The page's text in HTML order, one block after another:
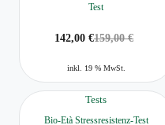
Test
159,00€
142,00 €
inkl. 19 % MwSt.
Tests
Bio-Età Stressresistenz-Test